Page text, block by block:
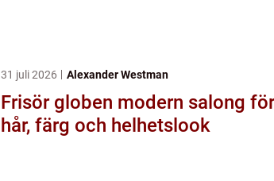
31 juli 2026 Alexander Westman
Frisör globen modern salong för
hår, färg och helhetslook